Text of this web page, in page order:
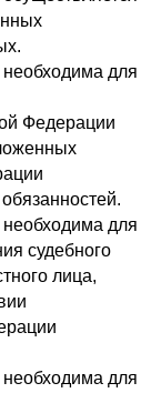
для
Федерации
для
судебного
лица,
для